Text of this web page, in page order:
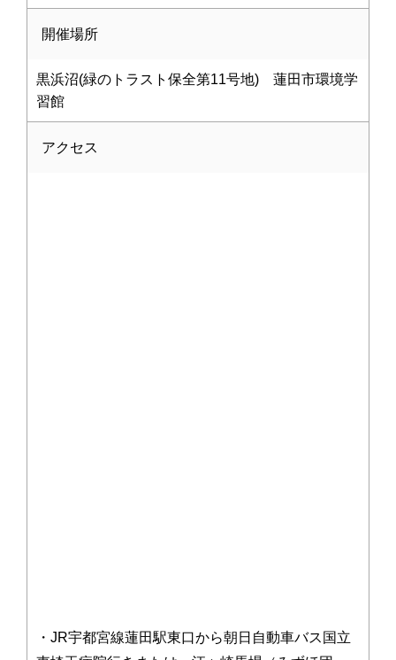
開催場所
黒浜沼(緑のトラスト保全第11号地) 蓮田市環境学
習館
アクセス
・JR宇都宮線蓮田駅東口から朝日自動車バス国立